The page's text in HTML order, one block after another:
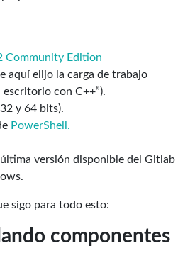
Community Edition
aquí elijo la carga de trabajo
con C++”).
y 64 bits).
PowerShell.
versión disponible del Gitlab
sigo para todo esto:
componentes